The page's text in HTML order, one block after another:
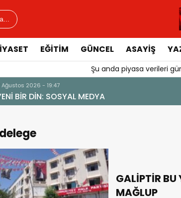
EĞITIM GÜNCEL ASAYIŞ
Şu anda piyasa verileri
2026 - 19:47
BİR DİN: SOSYAL MEDYA
delege
GALİPTİR BU
MAĞLUP